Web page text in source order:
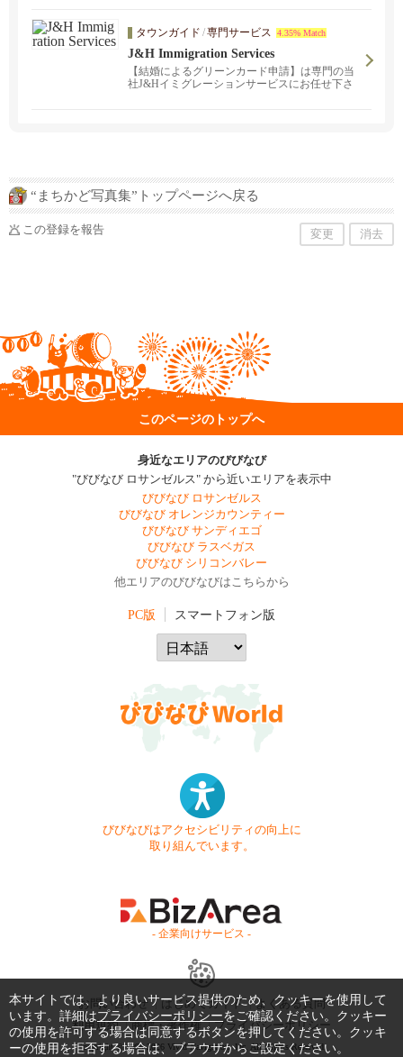
す。
タウンガイド /専門サービス 4.35% Match
J&H Immigration Services
【結婚によるグリーンカード申請】は専門の当
社J&Hイミグレーションサービスにお任せ下さ
“まちかど写真集”トップページへ戻る
この登録を報告 変更 消去
このページのトップへ
身近なエリアのびびなび
"びびなび ロサンゼルス" から近いエリアを表示中
びびなび ロサンゼルス
びびなび オレンジカウンティー
びびなび サンディエゴ
びびなび ラスベガス
びびなび シリコンバレー
他エリアのびびなびはこちらから
PC版 スマートフォン版
びびなびはアクセシビリティの向上に
取り組んでいます。
- 企業向けサービス -
お問い合わせ はじめてガイド
よくある質問
利用規約
商標・著作権 プライバシーポリシー
Copyright © 1999-2026 Vivid Navigation, Inc. All Rights Reserved.
本サイトでは、より良いサービス提供のため、クッキーを使用して
います。詳細はプライバシーポリシーをご確認ください。クッキー
の使用を許可する場合は同意するボタンを押してください。クッキ
ーの使用を拒否する場合は、ブラウザからご設定ください。